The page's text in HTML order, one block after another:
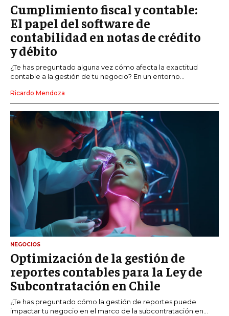
Cumplimiento fiscal y contable:
El papel del software de
contabilidad en notas de crédito
y débito
¿Te has preguntado alguna vez cómo afecta la exactitud
contable a la gestión de tu negocio? En un entorno...
Ricardo Mendoza
NEGOCIOS
Optimización de la gestión de
reportes contables para la Ley de
Subcontratación en Chile
¿Te has preguntado cómo la gestión de reportes puede
impactar tu negocio en el marco de la subcontratación en...